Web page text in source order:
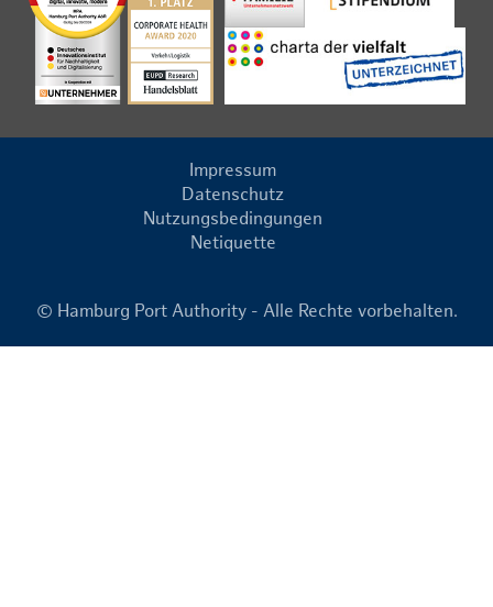
Impressum
Datenschutz
Nutzungsbedingungen
Netiquette
© Hamburg Port Authority - Alle Rechte vorbehalten.